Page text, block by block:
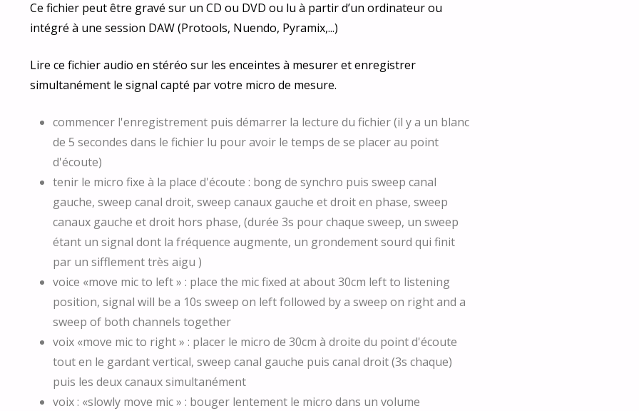
Ce fichier peut être gravé sur un CD ou DVD ou lu à partir d’un ordinateur ou
intégré à une session DAW (Protools, Nuendo, Pyramix,...)
Lire ce fichier audio en stéréo sur les enceintes à mesurer et enregistrer
simultanément le signal capté par votre micro de mesure.
commencer l'enregistrement puis démarrer la lecture du fichier (il y a un blanc
de 5 secondes dans le fichier lu pour avoir le temps de se placer au point
d'écoute)
tenir le micro fixe à la place d'écoute : bong de synchro puis sweep canal
gauche, sweep canal droit, sweep canaux gauche et droit en phase, sweep
canaux gauche et droit hors phase, (durée 3s pour chaque sweep, un sweep
étant un signal dont la fréquence augmente, un grondement sourd qui finit
par un sifflement très aigu )
voice «move mic to left » : place the mic fixed at about 30cm left to listening
position, signal will be a 10s sweep on left followed by a sweep on right and a
sweep of both channels together
voix «move mic to right » : placer le micro de 30cm à droite du point d'écoute
tout en le gardant vertical, sweep canal gauche puis canal droit (3s chaque)
puis les deux canaux simultanément
voix : «slowly move mic » : bouger lentement le micro dans un volume